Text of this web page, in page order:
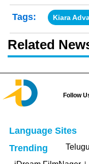
Tags: Kiara
Related
Follow
Language Sites
Trending